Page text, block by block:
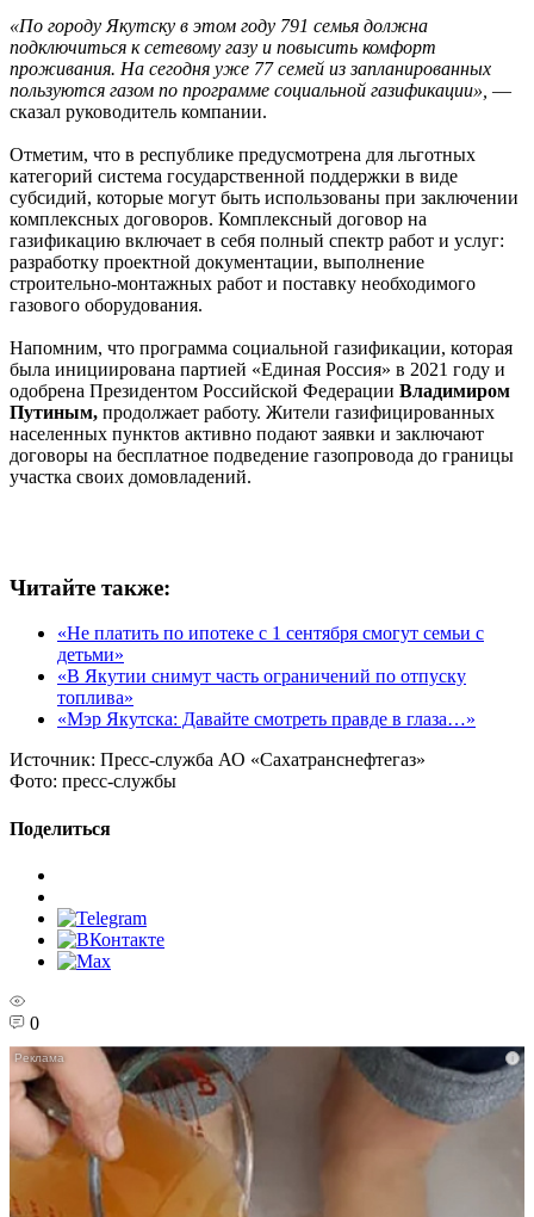
«По городу Якутску в этом году 791 семья должна
подключиться к сетевому газу и повысить комфорт
проживания. На сегодня уже 77 семей из запланированных
пользуются газом по программе социальной газификации», —
сказал руководитель компании.
Отметим, что в республике предусмотрена для льготных
категорий система государственной поддержки в виде
субсидий, которые могут быть использованы при заключении
комплексных договоров. Комплексный договор на
газификацию включает в себя полный спектр работ и услуг:
разработку проектной документации, выполнение
строительно-монтажных работ и поставку необходимого
газового оборудования.
Напомним, что программа социальной газификации, которая
была инициирована партией «Единая Россия» в 2021 году и
одобрена Президентом Российской Федерации Владимиром
Путиным, продолжает работу. Жители газифицированных
населенных пунктов активно подают заявки и заключают
договоры на бесплатное подведение газопровода до границы
участка своих домовладений.
Читайте также:
«Не платить по ипотеке с 1 сентября смогут семьи с
детьми»
«В Якутии снимут часть ограничений по отпуску
топлива»
«Мэр Якутска: Давайте смотреть правде в глаза…»
Источник: Пресс-служба АО «Сахатранснефтегаз»
Фото: пресс-службы
Поделиться
0
i